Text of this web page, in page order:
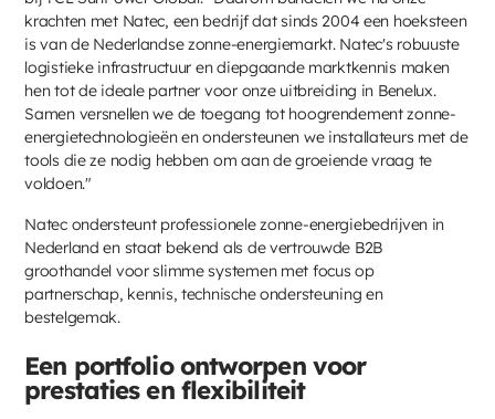
krachten met Natec, een bedrijf dat sinds 2004 een hoeksteen
is van de Nederlandse zonne-energiemarkt. Natec's robuuste
logistieke infrastructuur en diepgaande marktkennis maken
hen tot de ideale partner voor onze uitbreiding in Benelux.
Samen versnellen we de toegang tot hoogrendement zonne-
energietechnologieën en ondersteunen we installateurs met de
tools die ze nodig hebben om aan de groeiende vraag te
voldoen."
Natec ondersteunt professionele zonne-energiebedrijven in
Nederland en staat bekend als de vertrouwde B2B
groothandel voor slimme systemen met focus op
partnerschap, kennis, technische ondersteuning en
bestelgemak.
Een portfolio ontworpen voor
prestaties en flexibiliteit